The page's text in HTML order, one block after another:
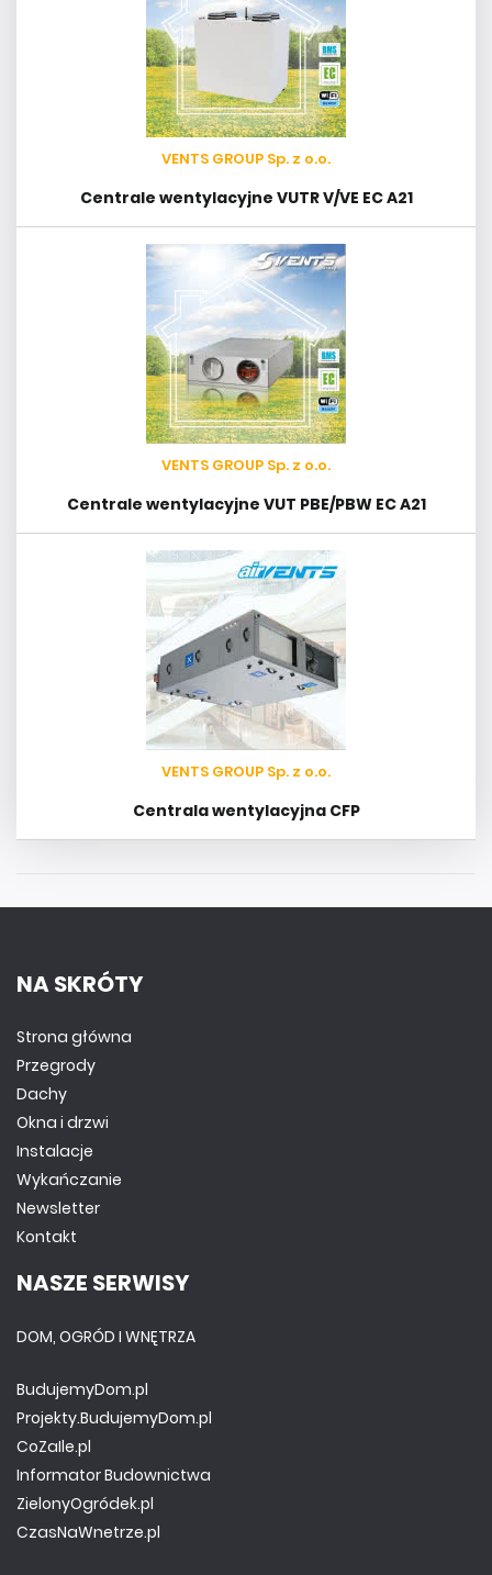
VENTS GROUP Sp. z o.o.
Centrale wentylacyjne VUTR V/VE EC A21
VENTS GROUP Sp. z o.o.
Centrale wentylacyjne VUT PBE/PBW EC A21
VENTS GROUP Sp. z o.o.
Centrala wentylacyjna CFP
NA SKRÓTY
Strona główna
Przegrody
Dachy
Okna i drzwi
Instalacje
Wykańczanie
Newsletter
Kontakt
NASZE SERWISY
DOM, OGRÓD I WNĘTRZA
BudujemyDom.pl
Projekty.BudujemyDom.pl
CoZaIle.pl
Informator Budownictwa
ZielonyOgródek.pl
CzasNaWnetrze.pl